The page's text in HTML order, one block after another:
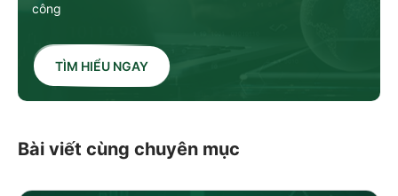
công
TÌM HIỂU NGAY
Bài viết cùng chuyên mục